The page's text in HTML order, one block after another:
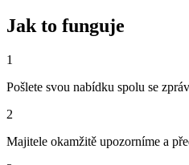
Jak to funguje
1
Pošlete svou nabídku spolu se
2
Majitele okamžitě upozorníme a